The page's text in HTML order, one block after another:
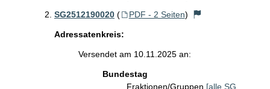
SG2512190020 ( PDF - 2 Seiten)
Adressatenkreis:
Versendet am 10.11.2025 an:
Bundestag
Fraktionen/Gruppen [alle SG